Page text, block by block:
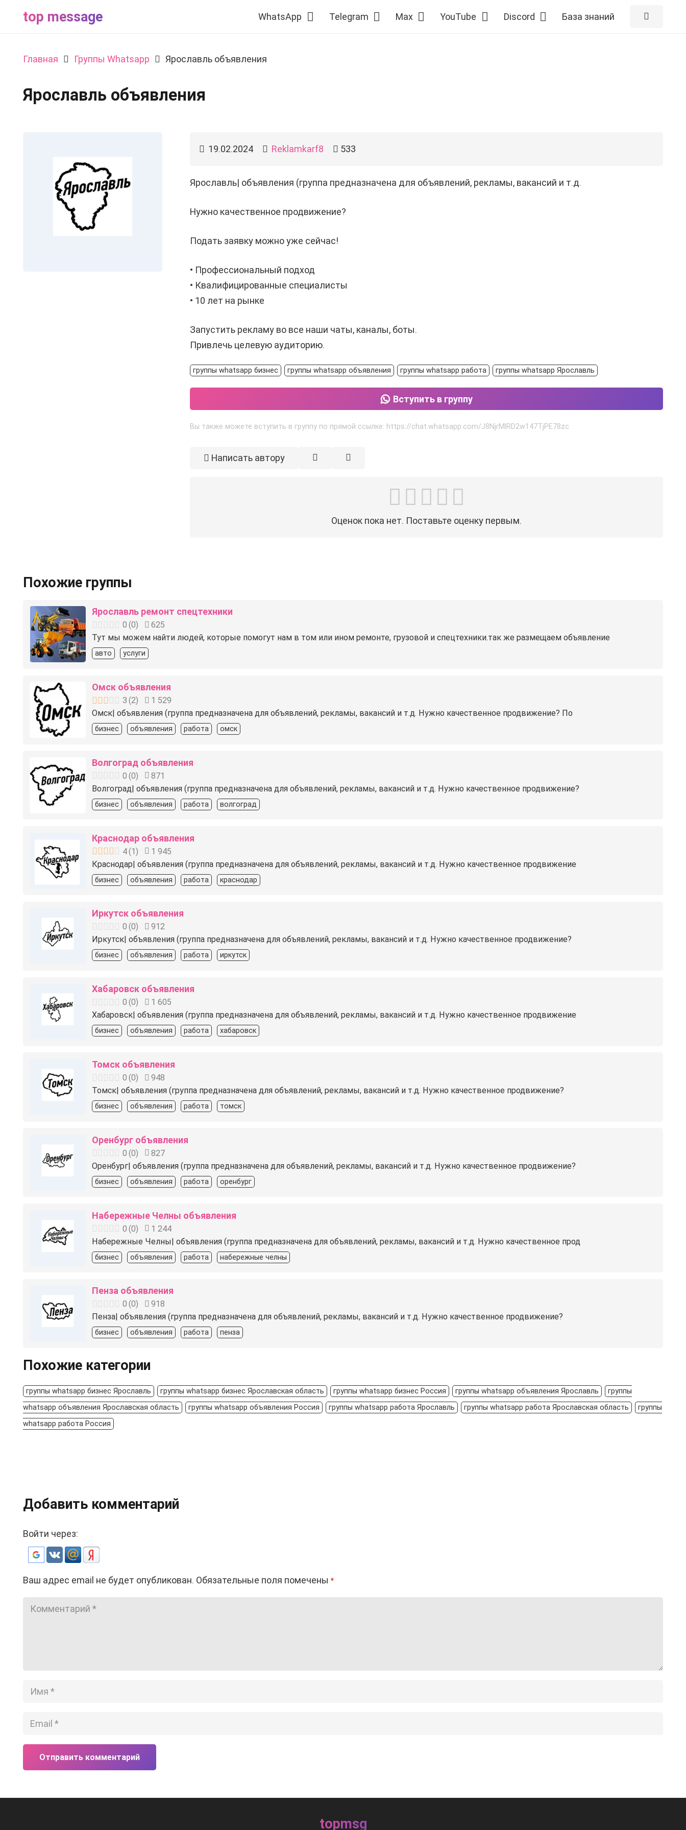
top message WhatsApp Telegram Max YouTube Discord База знаний
Главная Группы Whatsapp Ярославль объявления
Ярославль объявления
19.02.2024 Reklamkarf8 533
Ярославль| объявления (группа предназначена для объявлений, рекламы, вакансий и т.д.
Нужно качественное продвижение?
Подать заявку можно уже сейчас!
• Профессиональный подход
• Квалифицированные специалисты
• 10 лет на рынке
Запустить рекламу во все наши чаты, каналы, боты.
Привлечь целевую аудиторию.
группы whatsapp бизнес группы whatsapp объявления группы whatsapp работа группы whatsapp Ярославль
Вступить в группу
Вы также можете вступить в группу по прямой ссылке: https://chat.whatsapp.com/J8NjrMlRD2w147TjPE78zc
Написать автору
Оценок пока нет. Поставьте оценку первым.
Похожие группы
Ярославль ремонт спецтехники
0 (0)
625
Тут мы можем найти людей, которые помогут нам в том или ином ремонте, грузовой и спецтехники.так же размещаем объявление
авто услуги
Омск объявления
3 (2)
1 529
Омск| объявления (группа предназначена для объявлений, рекламы, вакансий и т.д. Нужно качественное продвижение? По
бизнес объявления работа омск
Волгоград объявления
0 (0)
871
Волгоград| объявления (группа предназначена для объявлений, рекламы, вакансий и т.д. Нужно качественное продвижение?
бизнес объявления работа волгоград
Краснодар объявления
4(1)
1 945
Краснодар| объявления (группа предназначена для объявлений, рекламы, вакансий и т.д. Нужно качественное продвижение
бизнес объявления работа краснодар
Иркутск объявления
0 (0)
912
Иркутск| объявления (группа предназначена для объявлений, рекламы, вакансий и т.д. Нужно качественное продвижение?
бизнес объявления работа иркутск
Хабаровск объявления
0 (0)
1 605
Хабаровск| объявления (группа предназначена для объявлений, рекламы, вакансий и т.д. Нужно качественное продвижение
бизнес объявления работа хабаровск
Томск объявления
0 (0)
948
Томск| объявления (группа предназначена для объявлений, рекламы, вакансий и т.д. Нужно качественное продвижение?
бизнес объявления работа томск
Оренбург объявления
0 (0)
827
Оренбург| объявления (группа предназначена для объявлений, рекламы, вакансий и т.д. Нужно качественное продвижение?
бизнес объявления работа оренбург
Набережные Челны объявления
0 (0)
1 244
Набережные Челны| объявления (группа предназначена для объявлений, рекламы, вакансий и т.д. Нужно качественное прод
бизнес объявления работа набережные челны
Пенза объявления
0 (0)
918
Пенза| объявления (группа предназначена для объявлений, рекламы, вакансий и т.д. Нужно качественное продвижение?
бизнес объявления работа пенза
Похожие категории
группы whatsapp бизнес Ярославль группы whatsapp бизнес Ярославская область группы whatsapp бизнес Россия группы whatsapp объявления Ярославль
группы
whatsapp объявления Ярославская область
группы whatsapp объявления Россия группы whatsapp работа Ярославль группы whatsapp работа Ярославская область
группы
whatsapp работа Россия
Добавить комментарий
Войти через:
Ваш адрес email не будет опубликован. Обязательные поля помечены *
Отправить комментарий
topmsg